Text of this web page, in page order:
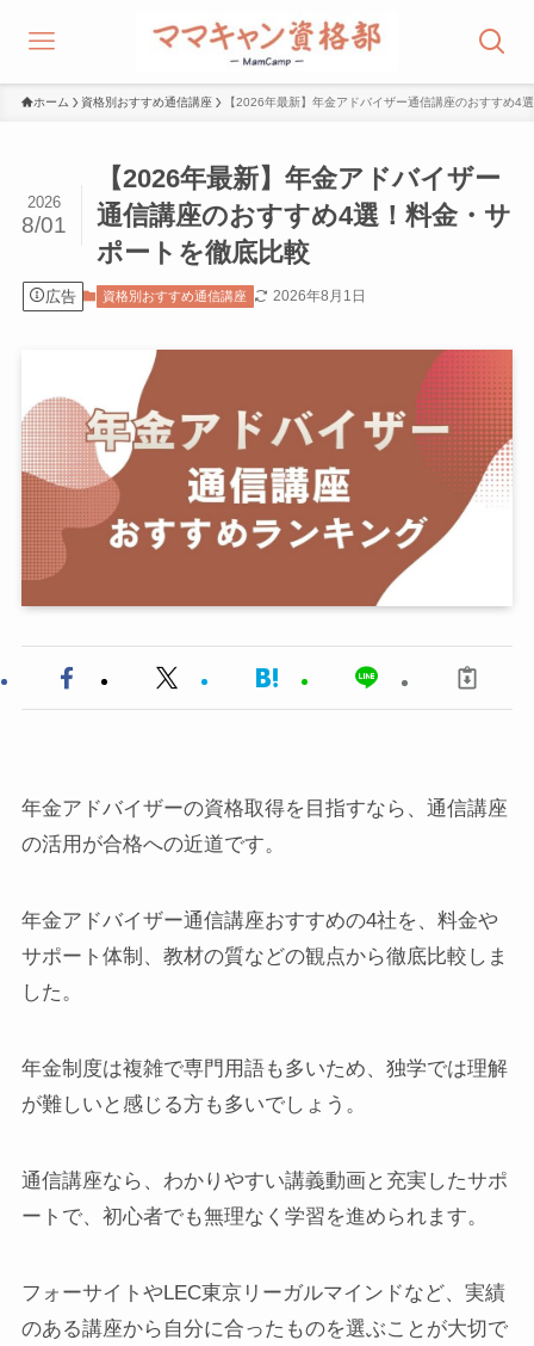
ホーム 資格別おすすめ通信講座 【2026年最新】年金アドバイザー通信講座のおすすめ4
【2026年最新】年金アドバイザー
通信講座のおすすめ4選！料金・サ
ポートを徹底比較
2026
8/01
広告 資格別おすすめ通信講座 2026年8月1日
年金アドバイザーの資格取得を目指すなら、通信講座
の活用が合格への近道です。
年金アドバイザー通信講座おすすめの4社を、料金や
サポート体制、教材の質などの観点から徹底比較しま
した。
年金制度は複雑で専門用語も多いため、独学では理解
が難しいと感じる方も多いでしょう。
通信講座なら、わかりやすい講義動画と充実したサポ
ートで、初心者でも無理なく学習を進められます。
フォーサイトやLEC東京リーガルマインドなど、実績
のある講座から自分に合ったものを選ぶことが大切で